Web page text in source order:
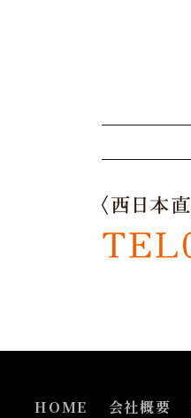
HOME 会社概要